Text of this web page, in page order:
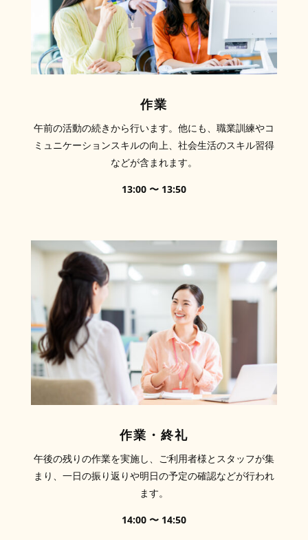
作業
午前の活動の続きから行います。他にも、職業訓練やコ
ミュニケーションスキルの向上、社会生活のスキル習得
などが含まれます。
13:00 〜 13:50
作業・終礼
午後の残りの作業を実施し、ご利用者様とスタッフが集
まり、一日の振り返りや明日の予定の確認などが行われ
ます。
14:00 〜 14:50